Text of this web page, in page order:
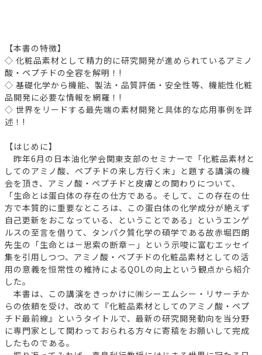
【本書の特徴】
◇ 化粧品素材として精力的に研究開発が進められているアミノ
酸・ペプチドの全容を解明！!
◇ 基礎化学から機能、製法・品質評価・安全性等、機能性化粧
品開発に必要な情報を網羅！!
◇ 世界をリードする最先端の素材開発と具体的な応用事例を詳
述！!
【はじめに】
昨年6月の日本油化学会関東支部のセミナーで「化粧品素材と
してのアミノ酸、ペプチドの来し方行く末」と題する講演の機
会を頂き、アミノ酸・ペプチドと皮膚との関わりについて、
「生命とは蛋白体の存在の仕方である。そして、この存在の仕
方で本質的に重要なところは、この蛋白体の化学成分が絶えず
自己更新をおこなっている、ということである」というエンゲ
ルスの至言を借りて、タンパク質化学の碩学である故赤堀四朗
先生の「生命とは－思索の断章－」という示唆に富むエッセイ
集を引用しつつ、アミノ酸・ペプチドの化粧品素材としての活
用の意義を恒常性の維持によるQOLの向上という観点から紹介
した。
本書は、この講演をきっかけに㈱シーエムシー・リサーチか
らの依頼を受け、改めて『化粧品素材としてのアミノ酸・ペプ
チド最前線』というタイトルで、最新の研究開発動向を当分野
に専門家として関わっておられる方々に寄稿をお願いして完成
したものである。